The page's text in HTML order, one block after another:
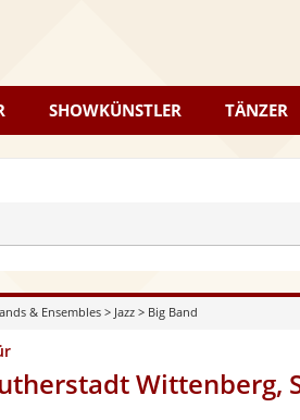
SHOWKÜNSTLER TÄNZER
& Ensembles> Jazz> Big Band
Wittenberg,